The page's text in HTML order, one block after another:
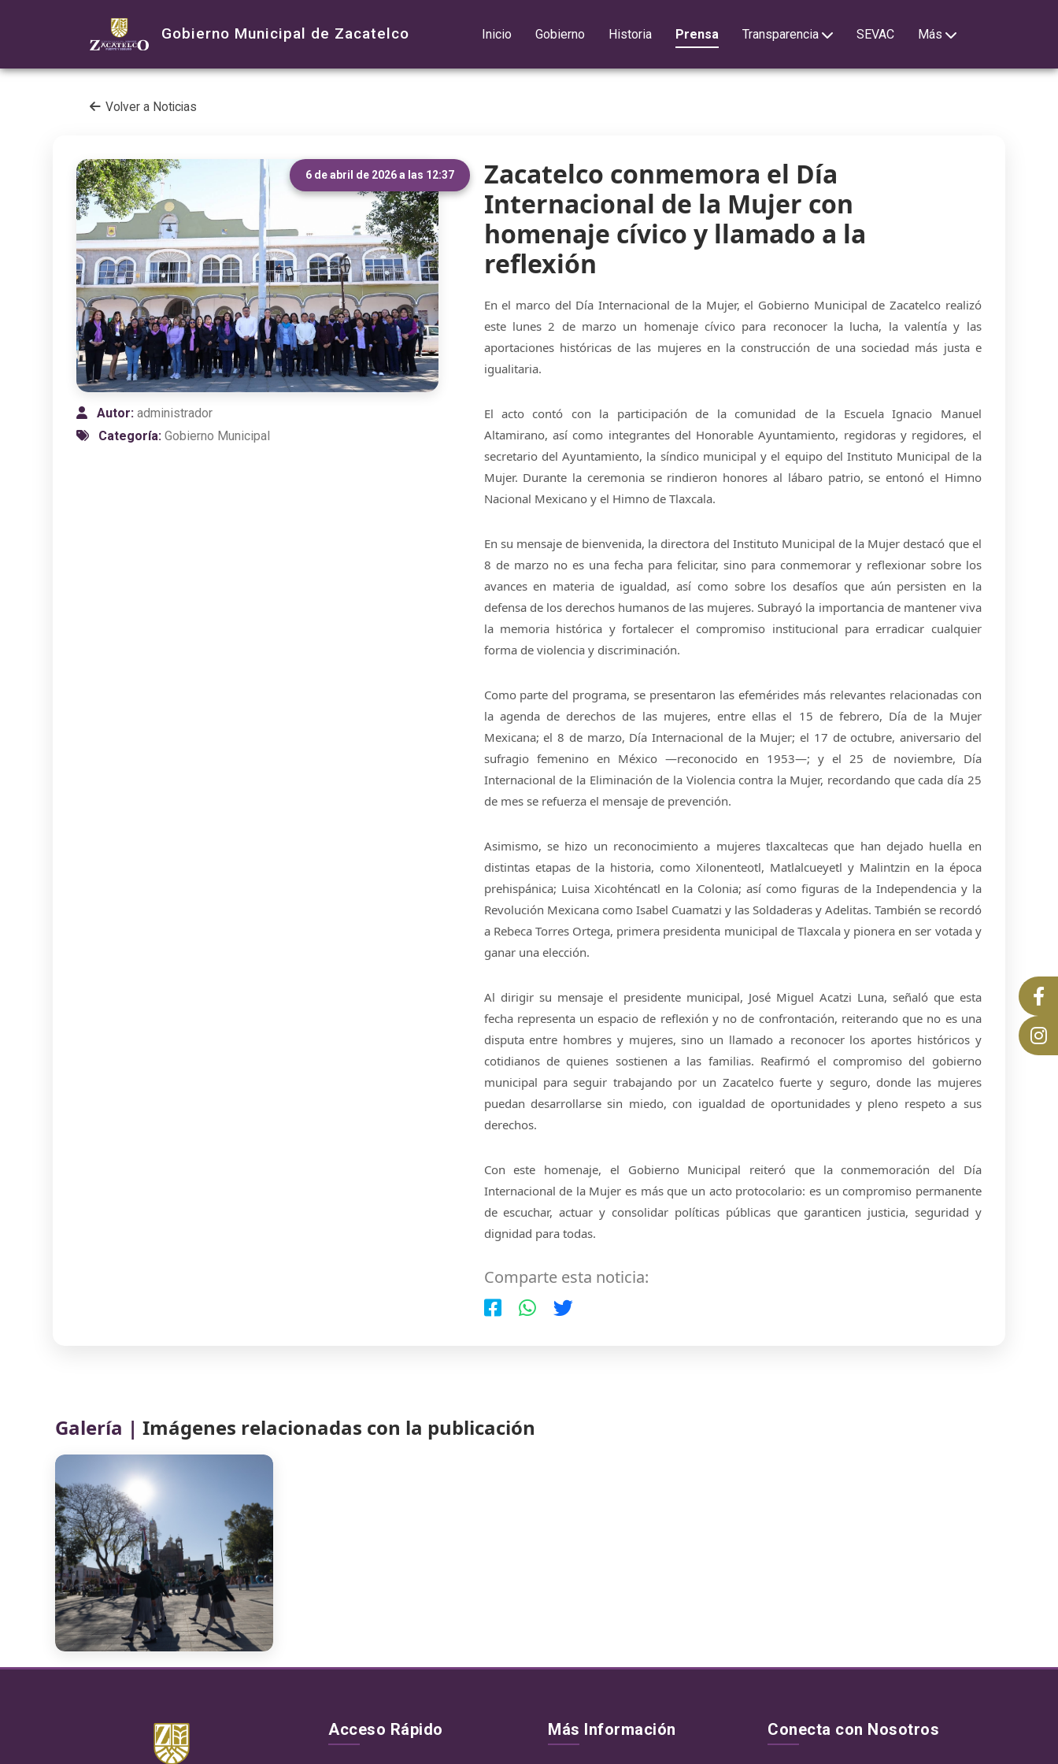
Gobierno Municipal de Zacatelco Inicio Gobierno Historia Prensa Transparencia SEVAC Más
Volver a Noticias
6 de abril de 2026 a las 12:37
Autor:administrador
Categoría:Gobierno Municipal
Zacatelco conmemora el Día
Internacional de la Mujer con
homenaje cívico y llamado a la
reflexión
En el marco del Día Internacional de la Mujer, el Gobierno Municipal de Zacatelco realizó
este lunes 2 de marzo un homenaje cívico para reconocer la lucha, la valentía y las
aportaciones históricas de las mujeres en la construcción de una sociedad más justa e
igualitaria.
El acto contó con la participación de la comunidad de la Escuela Ignacio Manuel
Altamirano, así como integrantes del Honorable Ayuntamiento, regidoras y regidores, el
secretario del Ayuntamiento, la síndico municipal y el equipo del Instituto Municipal de la
Mujer. Durante la ceremonia se rindieron honores al lábaro patrio, se entonó el Himno
Nacional Mexicano y el Himno de Tlaxcala.
En su mensaje de bienvenida, la directora del Instituto Municipal de la Mujer destacó que el
8 de marzo no es una fecha para felicitar, sino para conmemorar y reflexionar sobre los
avances en materia de igualdad, así como sobre los desafíos que aún persisten en la
defensa de los derechos humanos de las mujeres. Subrayó la importancia de mantener viva
la memoria histórica y fortalecer el compromiso institucional para erradicar cualquier
forma de violencia y discriminación.
Como parte del programa, se presentaron las efemérides más relevantes relacionadas con
la agenda de derechos de las mujeres, entre ellas el 15 de febrero, Día de la Mujer
Mexicana; el 8 de marzo, Día Internacional de la Mujer; el 17 de octubre, aniversario del
sufragio femenino en México —reconocido en 1953—; y el 25 de noviembre, Día
Internacional de la Eliminación de la Violencia contra la Mujer, recordando que cada día 25
de mes se refuerza el mensaje de prevención.
Asimismo, se hizo un reconocimiento a mujeres tlaxcaltecas que han dejado huella en
distintas etapas de la historia, como Xilonenteotl, Matlalcueyetl y Malintzin en la época
prehispánica; Luisa Xicohténcatl en la Colonia; así como figuras de la Independencia y la
Revolución Mexicana como Isabel Cuamatzi y las Soldaderas y Adelitas. También se recordó
a Rebeca Torres Ortega, primera presidenta municipal de Tlaxcala y pionera en ser votada y
ganar una elección.
Al dirigir su mensaje el presidente municipal, José Miguel Acatzi Luna, señaló que esta
fecha representa un espacio de reflexión y no de confrontación, reiterando que no es una
disputa entre hombres y mujeres, sino un llamado a reconocer los aportes históricos y
cotidianos de quienes sostienen a las familias. Reafirmó el compromiso del gobierno
municipal para seguir trabajando por un Zacatelco fuerte y seguro, donde las mujeres
puedan desarrollarse sin miedo, con igualdad de oportunidades y pleno respeto a sus
derechos.
Con este homenaje, el Gobierno Municipal reiteró que la conmemoración del Día
Internacional de la Mujer es más que un acto protocolario: es un compromiso permanente
de escuchar, actuar y consolidar políticas públicas que garanticen justicia, seguridad y
dignidad para todas.
Comparte esta noticia:
Galería | Imágenes relacionadas con la publicación
Acceso Rápido Más Información Conecta con Nosotros